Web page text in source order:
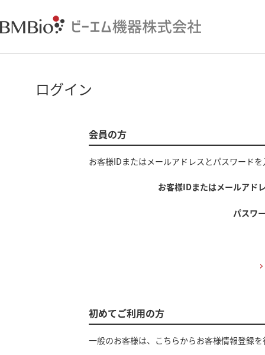
ログイン
会員の方
お客様IDまたはメールアドレス とパスワード
お客様IDまたはメールアド
パスワ
初めてご利用の方
一般のお客様は、こちらからお客様情報登録